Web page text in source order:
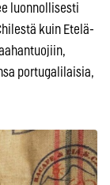
luonnollisesti
kuin Etelä-
portugalilaisia,